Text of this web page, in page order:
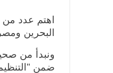
اهتم عدد
البحرين
ونبدأ من
ضمن